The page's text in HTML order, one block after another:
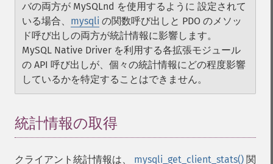
バの両方が MySQLnd を使用するように 設定されて
いる場合、 mysqli の関数呼び出しと PDO のメソッ
ド呼び出しの両方が統計情報に影響します。
MySQL Native Driver を利用する各拡張モジュール
の API 呼び出しが、個々の統計情報にどの程度影響
しているかを特定することはできません。
統計情報の取得
クライアント統計情報は、 mysqli_get_client_stats() 関